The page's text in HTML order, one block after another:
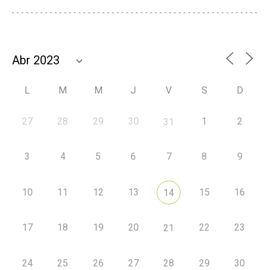
L M M J V S D
27 28 29 30 31 1 2
3 4 5 6 7 8 9
10 11 12 13 14 15 16
17 18 19 20 21 22 23
24 25 26 27 28 29 30